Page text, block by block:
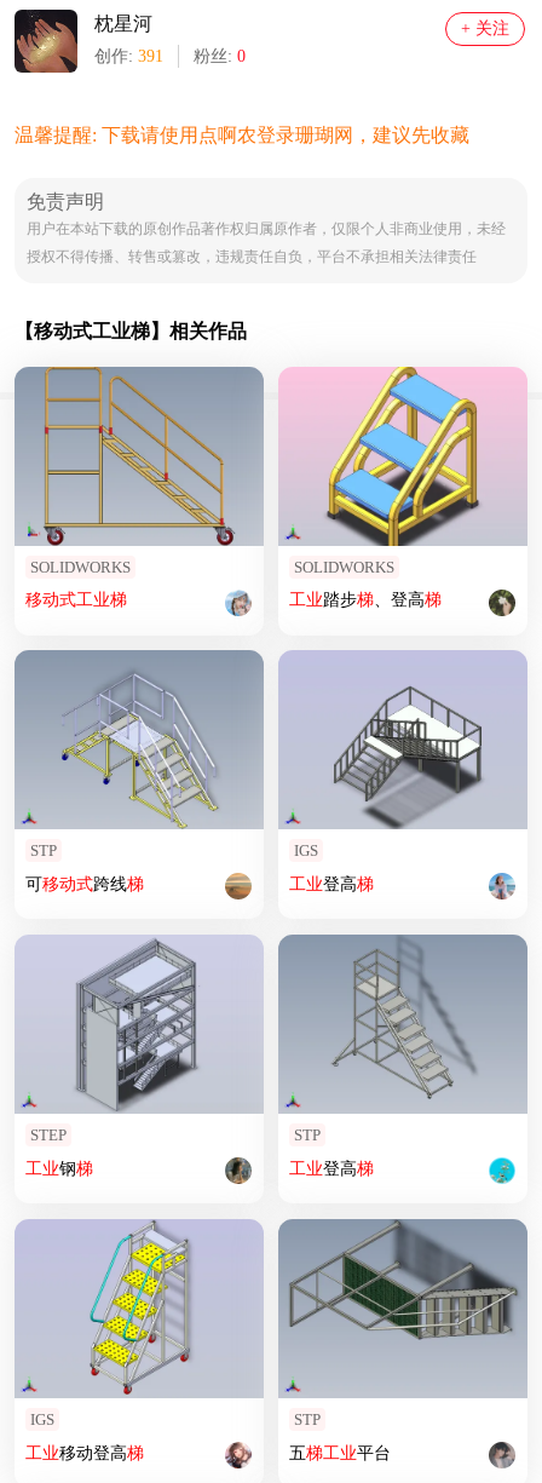
枕星河
创作: 391 粉丝: 0
+ 关注
温馨提醒: 下载请使用点啊农登录珊瑚网，建议先收藏
免责声明
用户在本站下载的原创作品著作权归属原作者，仅限个人非商业使用，未经
授权不得传播、转售或篡改，违规责任自负，平台不承担相关法律责任
【移动式工业梯】相关作品
SOLIDWORKS
移动式工业梯
SOLIDWORKS
工业踏步梯、登高梯
STP
可移动式跨线梯
IGS
工业登高梯
STEP
工业钢梯
STP
工业登高梯
IGS
工业移动登高梯
STP
五梯工业平台